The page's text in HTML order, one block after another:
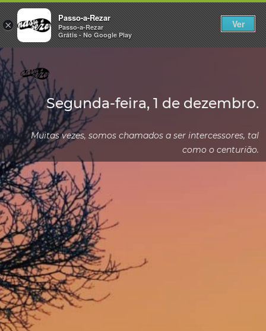
×
Passo-a-Rezar
Passo-a-Rezar
Grátis - No Google Play
Ver
Segunda-feira, 1 de dezembro.
Muitas vezes, somos chamados a ser intercessores, tal
como o centurião.